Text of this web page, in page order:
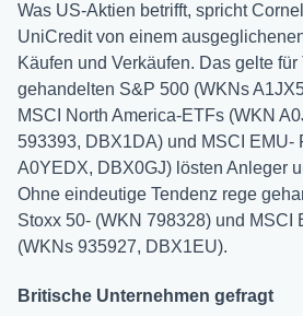
Was US-Aktien betrifft, spricht
UniCredit von einem
Käufen und Verkäufen. Das gelte für
gehandelten S&P 500 (WKNs
MSCI North America-ETFs (WKN
593393, DBX1DA) und MSCI EMU-
A0YEDX, DBX0GJ) lösten Anleger
Ohne eindeutige Tendenz rege
Stoxx 50- (WKN 798328) und MSCI
(WKNs 935927, DBX1EU).
Britische Unternehmen gefragt